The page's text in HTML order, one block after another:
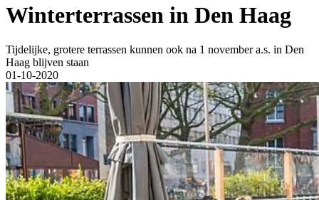
Winterterrassen in Den Haag
Tijdelijke, grotere terrassen kunnen ook na 1 november a.s. in Den
Haag blijven staan
01-10-2020